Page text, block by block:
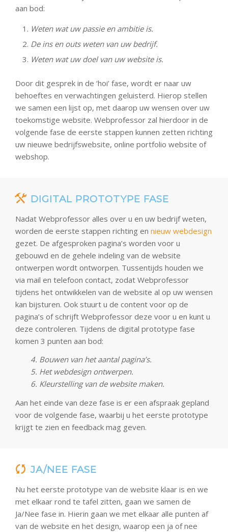
aan bod:
Weten wat uw passie en ambitie is.
De ins en outs weten van uw bedrijf.
Weten wat uw doel van uw website is.
Door dit gesprek in de ‘hoi’ fase, wordt er naar uw
behoeftes en verwachtingen geluisterd. Hierop stellen
we samen een lijst op, met daarop uw wensen over uw
toekomstige website. Webprofessor zal hierdoor in de
volgende fase de eerste stappen kunnen zetten richting
uw nieuwe bedrijfswebsite, online portfolio website of
webshop.
DIGITAL PROTOTYPE FASE
Nadat Webprofessor alles over u en uw bedrijf weten,
worden de eerste stappen richting en nieuw webdesign
gezet. De afgesproken pagina’s worden voor u
gebouwd en de gehele indeling van de website
ontwerpen wordt ontworpen. Tussentijds houden we
via mail en telefoon contact, zodat Webprofessor
tijdens het ontwikkelen van de website al op uw wensen
kan bijsturen. Ook stuurt u de content voor op de
pagina’s of schrijft Webprofessor deze voor u en kunt u
deze controleren. Tijdens de digital prototype fase
komen 3 punten aan bod:
4. Bouwen van het aantal pagina’s.
5. Het webdesign ontwerpen.
6. Kleurstelling van de website maken.
Aan het einde van deze fase is er een afspraak gepland
voor de volgende fase, waarbij u het eerste prototype
krijgt te zien en feedback mag geven.
JA/NEE FASE
Nu het eerste prototype van de website klaar is en we
met elkaar rond te tafel zitten, gaan we samen de
Ja/Nee fase in. Hierin gaan we met elkaar alle punten af
van de website en het design, waarop een ja of nee